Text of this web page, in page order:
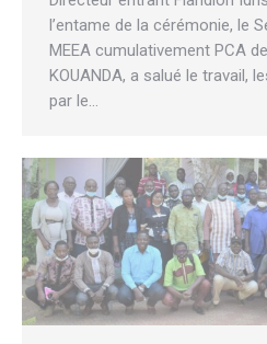
l’entame de la cérémonie, le
MEEA cumulativement PCA
KOUANDA, a salué le travail,
par le…